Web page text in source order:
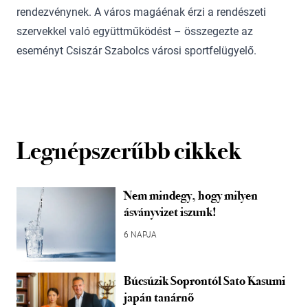
rendezvénynek. A város magáénak érzi a rendészeti
szervekkel való együttműködést – összegezte az
eseményt Csiszár Szabolcs városi sportfelügyelő.
Legnépszerűbb cikkek
Nem mindegy, hogy milyen
ásványvizet iszunk!
6 NAPJA
Búcsúzik Soprontól Sato Kasumi
japán tanárnő